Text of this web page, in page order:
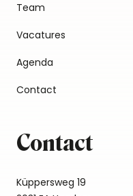
Team
Vacatures
Agenda
Contact
Contact
Küppersweg 19